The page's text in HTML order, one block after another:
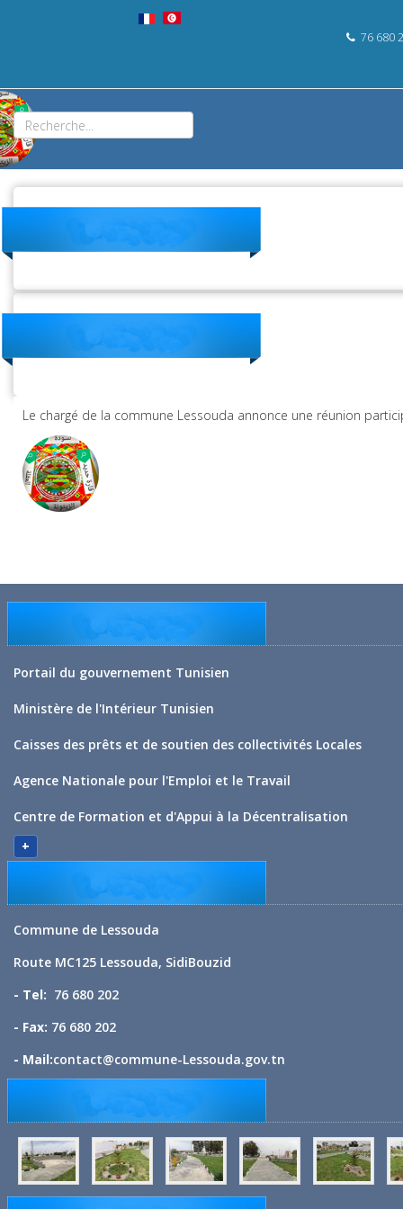
76 680
Le chargé de la commune Lessouda annonce une réunion
Portail du gouvernement Tunisien
Ministère de l'Intérieur Tunisien
Caisses des prêts et de soutien des collectivités Locales
Agence Nationale pour l'Emploi et le Travail
Centre de Formation et d'Appui à la Décentralisation
+
Commune de Lessouda
Route MC125 Lessouda, SidiBouzid
- Tel: 76 680 202
- Fax: 76 680 202
- Mail:contact@commune-Lessouda.gov.tn